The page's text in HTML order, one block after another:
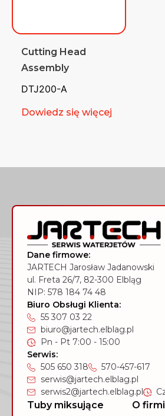
Cutting Head
Assembly
DTJ200-A
Dowiedz się więcej
Dane firmowe:
JARTECH Jarosław Jadanowski
ul. Freta 26/7, 82-300 Elbląg
NIP: 578 184 74 48
Biuro Obsługi Klienta:
55 307 03 22
biuro@jartech.elblag.pl
Pn - Pt 7:00 - 15:00
Serwis:
505 650 318
570-457-617
serwis@jartech.elblag.pl
serwis2@jartech.elblag.pl
Tuby miksujące O